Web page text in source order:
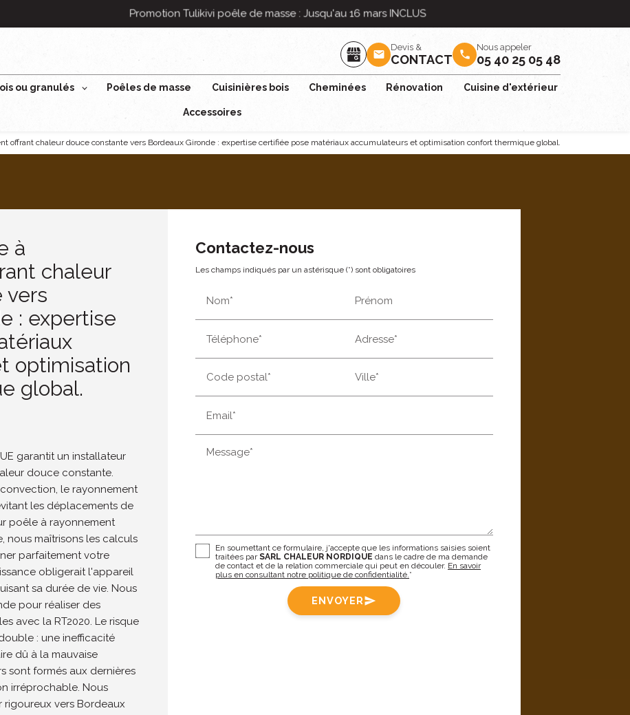
mail
Devis &
CONTACT phone
Nous appeler
05 40 25 05 48
ou granulés Poêles de masse Cuisinières bois Cheminées Rénovation Cuisine d'extérieur
Accessoires
offrant chaleur douce constante vers Bordeaux Gironde : expertise certifiée pose matériaux accumulateurs et optimisation confort thermique global.
à
chaleur
vers
: expertise
optimisation
global.
garantit un installateur
douce constante.
le rayonnement
les déplacements de
poêle à rayonnement
nous maîtrisons les calculs
parfaitement votre
obligerait l'appareil
sa durée de vie. Nous
pour réaliser des
avec la RT2020. Le risque
: une inefficacité
dû à la mauvaise
sont formés aux dernières
irréprochable. Nous
rigoureux vers Bordeaux
Contactez-nous
Les champs indiqués par un astérisque (*) sont obligatoires
Nom* Prénom
Téléphone* Adresse*
Code postal* Ville*
Email*
Message*
En soumettant ce formulaire, j'accepte que les informations saisies soient
traitées parSARL CHALEUR NORDIQUE dans le cadre de ma demande
de contact et de la relation commerciale qui peut en découler. En savoir
plus en consultant notre politique de confidentialité.*
ENVOYERsend